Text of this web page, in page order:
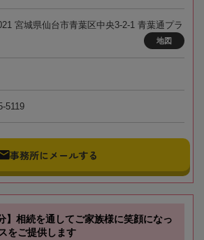
宮城県仙台市青葉区中央3-2-1 青葉通プラ
地図
5119
事務所にメールする
】相続を通してご家族様に笑顔になっ
をご提供します